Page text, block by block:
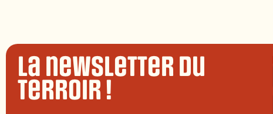
La newsletter du
terroir !